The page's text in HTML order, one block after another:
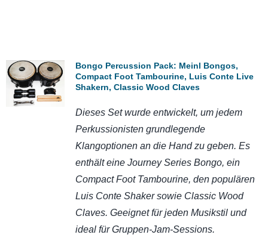
Bongo Percussion Pack: Meinl Bongos,
Compact Foot Tambourine, Luis Conte Live
Shakern, Classic Wood Claves
Dieses Set wurde entwickelt, um jedem
Perkussionisten grundlegende
Klangoptionen an die Hand zu geben. Es
enthält eine Journey Series Bongo, ein
Compact Foot Tambourine, den populären
Luis Conte Shaker sowie Classic Wood
Claves. Geeignet für jeden Musikstil und
ideal für Gruppen-Jam-Sessions.